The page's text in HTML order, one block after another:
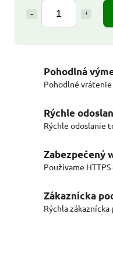
Pohodlná
Pohodlné
Rýchle
Rýchle odoslanie
Zabezpečený
Používame
Zákaznícka
Rýchla zákaznícka